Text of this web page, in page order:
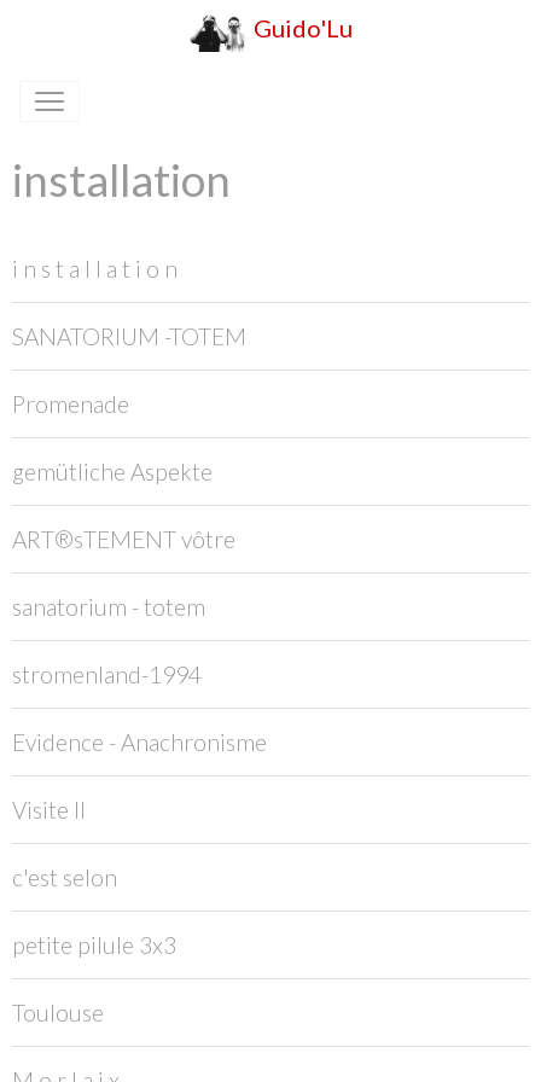
Guido'Lu
installation
i n s t a l l a t i o n
SANATORIUM -TOTEM
Promenade
gemütliche Aspekte
ART®sTEMENT vôtre
sanatorium - totem
stromenland-1994
Evidence - Anachronisme
Visite II
c'est selon
petite pilule 3x3
Toulouse